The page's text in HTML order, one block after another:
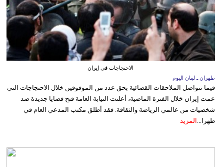
الاحتجاجات في إيران
طهران ـ لبنان اليوم
فيما تتواصل الملاحقات القضائية بحق عدد من الموقوفين خلال الاحتجاجات التي
عمت إيران خلال الفترة الماضية، أعلنت النيابة العامة فتح قضايا جديدة ضد
شخصيات من عالمي الرياضة والثقافة. فقد أطلق مكتب المدعي العام في
طهرا... المزيد